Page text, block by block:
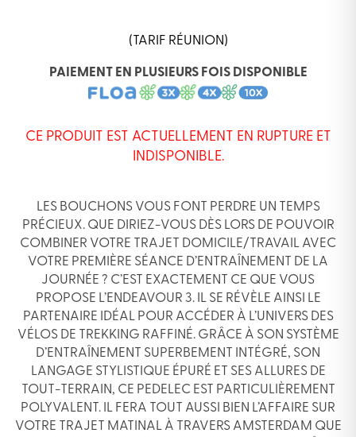
(TARIF RÉUNION)
PAIEMENT EN PLUSIEURS FOIS DISPONIBLE
CE PRODUIT EST ACTUELLEMENT EN RUPTURE ET
INDISPONIBLE.
LES BOUCHONS VOUS FONT PERDRE UN TEMPS
PRÉCIEUX. QUE DIRIEZ-VOUS DÈS LORS DE POUVOIR
COMBINER VOTRE TRAJET DOMICILE/TRAVAIL AVEC
VOTRE PREMIÈRE SÉANCE D’ENTRAÎNEMENT DE LA
JOURNÉE ? C’EST EXACTEMENT CE QUE VOUS
PROPOSE L’ENDEAVOUR 3. IL SE RÉVÈLE AINSI LE
PARTENAIRE IDÉAL POUR ACCÉDER À L’UNIVERS DES
VÉLOS DE TREKKING RAFFINÉ. GRÂCE À SON SYSTÈME
D’ENTRAÎNEMENT SUPERBEMENT INTÉGRÉ, SON
LANGAGE STYLISTIQUE ÉPURÉ ET SES ALLURES DE
TOUT-TERRAIN, CE PEDELEC EST PARTICULIÈREMENT
POLYVALENT. IL FERA TOUT AUSSI BIEN L’AFFAIRE SUR
VOTRE TRAJET MATINAL À TRAVERS AMSTERDAM QUE